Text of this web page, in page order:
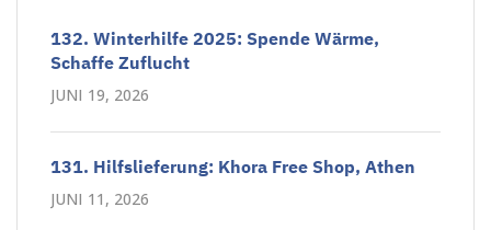
132. Winterhilfe 2025: Spende Wärme,
Schaffe Zuflucht
JUNI 19, 2026
131. Hilfslieferung: Khora Free Shop, Athen
JUNI 11, 2026